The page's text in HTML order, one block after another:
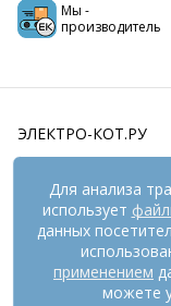
Мы -
производитель
ЭЛЕКТРО-КОТ.РУ
ИНФОРМАЦИЯ
РЕКВИЗИТЫ
На
Для анализа
использует
данных
применением
можете